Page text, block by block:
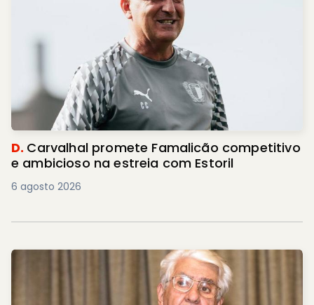
D. Carvalhal promete Famalicão competitivo
e ambicioso na estreia com Estoril
6 agosto 2026